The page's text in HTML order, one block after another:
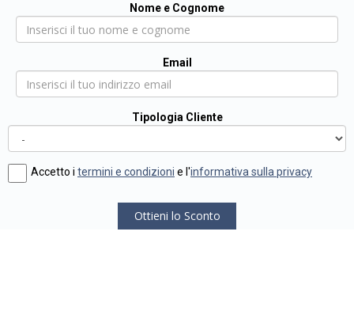
Nome e Cognome
Email
Tipologia Cliente
Accetto i termini e condizioni e l'informativa sulla privacy
Ottieni lo Sconto